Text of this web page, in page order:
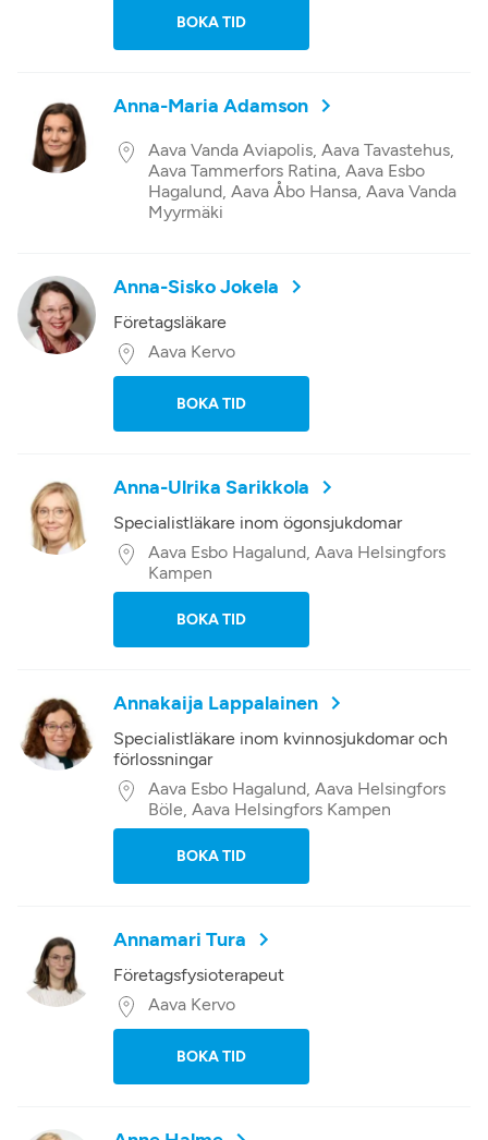
BOKA TID
Anna-Maria Adamson
Aava Vanda Aviapolis, Aava Tavastehus,
Aava Tammerfors Ratina, Aava Esbo
Hagalund, Aava Åbo Hansa, Aava Vanda
Myyrmäki
Anna-Sisko Jokela
Företagsläkare
Aava Kervo
BOKA TID
Anna-Ulrika Sarikkola
Specialistläkare inom ögonsjukdomar
Aava Esbo Hagalund, Aava Helsingfors
Kampen
BOKA TID
Annakaija Lappalainen
Specialistläkare inom kvinnosjukdomar och
förlossningar
Aava Esbo Hagalund, Aava Helsingfors
Böle, Aava Helsingfors Kampen
BOKA TID
Annamari Tura
Företagsfysioterapeut
Aava Kervo
BOKA TID